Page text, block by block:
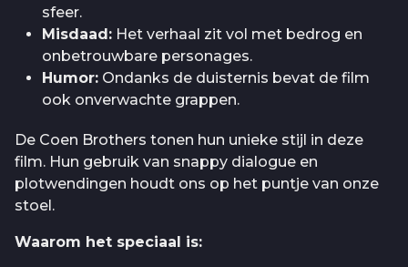
sfeer.
Misdaad: Het verhaal zit vol met bedrog en
onbetrouwbare personages.
Humor: Ondanks de duisternis bevat de film
ook onverwachte grappen.
De Coen Brothers tonen hun unieke stijl in deze
film. Hun gebruik van snappy dialogue en
plotwendingen houdt ons op het puntje van onze
stoel.
Waarom het speciaal is: